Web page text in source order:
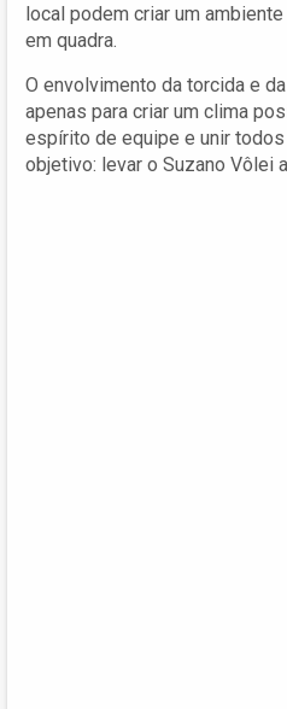
local podem criar um
em quadra.
O envolvimento da torcida e
apenas para criar um clima
espírito de equipe e unir
objetivo: levar o Suzano Vôlei